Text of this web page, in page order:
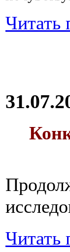
Читать
Читать